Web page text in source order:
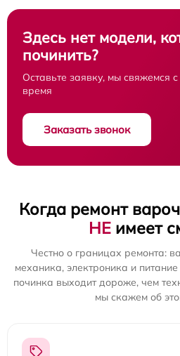
Здесь нет модели,
починить?
Оставьте заявку, мы свяжемся
время
Заказать звонок
Когда ремонт
НЕ имеет
Честно о границах ремонта:
механика, электроника и
починка выходит дороже, чем
мы скажем об